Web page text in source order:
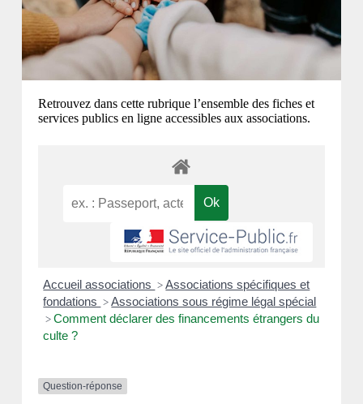
Retrouvez dans cette rubrique l’ensemble des fiches et
services publics en ligne accessibles aux associations.
Accueil associations > Associations spécifiques et
fondations > Associations sous régime légal spécial
> Comment déclarer des financements étrangers du
culte ?
Question-réponse